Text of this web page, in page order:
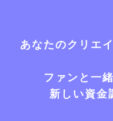
あなたのクリエ
ファンと一
新しい資金